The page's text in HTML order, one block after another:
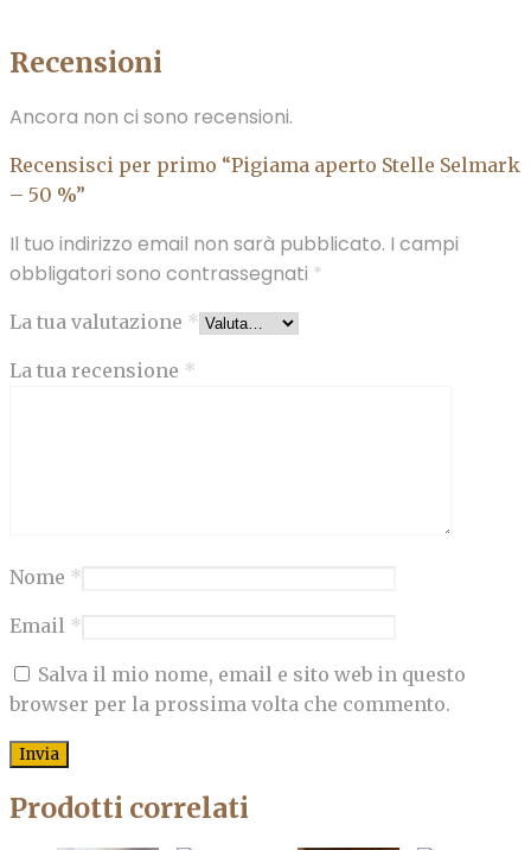
Recensioni
Ancora non ci sono recensioni.
Recensisci per primo “Pigiama aperto Stelle Selmark
– 50 %”
Il tuo indirizzo email non sarà pubblicato. I campi
obbligatori sono contrassegnati *
La tua valutazione *
La tua recensione *
Nome *
Email *
Salva il mio nome, email e sito web in questo
browser per la prossima volta che commento.
Prodotti correlati